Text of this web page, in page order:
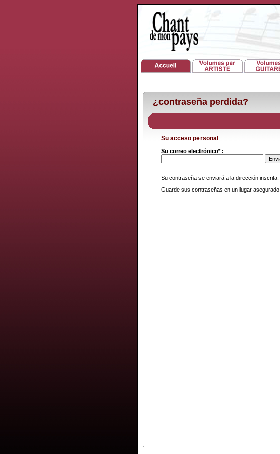
¿contraseña perdida?
Su acceso personal
Su correo electrónico* :
Su contraseña se enviará a la dirección inscrita.
Guarde sus contraseñas en un lugar asegurado.